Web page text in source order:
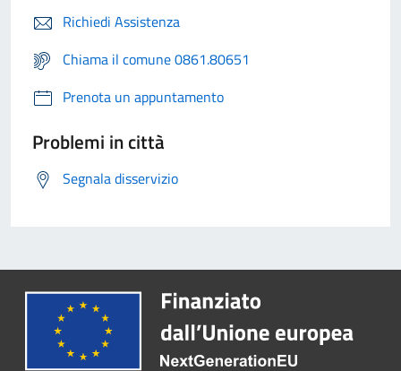
Richiedi Assistenza
Chiama il comune 0861.80651
Prenota un appuntamento
Problemi in città
Segnala disservizio